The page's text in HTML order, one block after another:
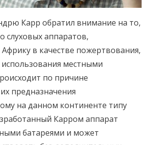
Карр обратил внимание на то,
слуховых аппаратов,
в качестве пожертвования,
местными
по причине
предназначения
на данном континенте типу
Карром аппарат
батареями и может